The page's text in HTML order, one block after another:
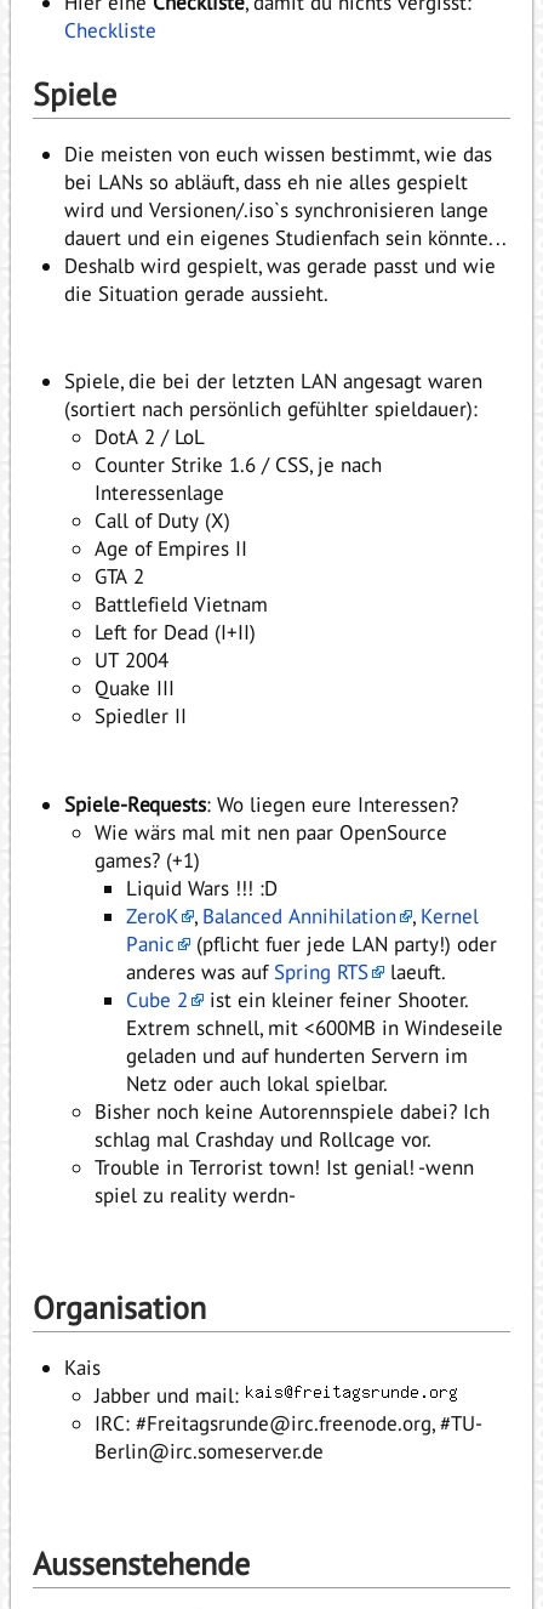
Checkliste
Spiele
Die meisten von euch wissen bestimmt, wie das
bei LANs so abläuft, dass eh nie alles gespielt
wird und Versionen/.iso`s synchronisieren lange
dauert und ein eigenes Studienfach sein könnte...
Deshalb wird gespielt, was gerade passt und wie
die Situation gerade aussieht.
Spiele, die bei der letzten LAN angesagt waren
(sortiert nach persönlich gefühlter spieldauer):
DotA 2 / LoL
Counter Strike 1.6 / CSS, je nach
Interessenlage
Call of Duty (X)
Age of Empires II
GTA 2
Battlefield Vietnam
Left for Dead (I+II)
UT 2004
Quake III
Spiedler II
Spiele-Requests: Wo liegen eure Interessen?
Wie wärs mal mit nen paar OpenSource
games? (+1)
Liquid Wars !!! :D
ZeroK , Balanced Annihilation , Kernel
Panic
(pflicht fuer jede LAN party!) oder
anderes was auf Spring RTS laeuft.
Cube 2
ist ein kleiner feiner Shooter.
Extrem schnell, mit <600MB in Windeseile
geladen und auf hunderten Servern im
Netz oder auch lokal spielbar.
Bisher noch keine Autorennspiele dabei? Ich
schlag mal Crashday und Rollcage vor.
Trouble in Terrorist town! Ist genial! -wenn
spiel zu reality werdn-
Organisation
Kais
Jabber und mail:
IRC: #Freitagsrunde@irc.freenode.org, #TU-
Berlin@irc.someserver.de
Aussenstehende